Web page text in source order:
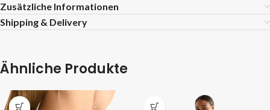
Zusätzliche Informationen
Shipping & Delivery
Ähnliche Produkte